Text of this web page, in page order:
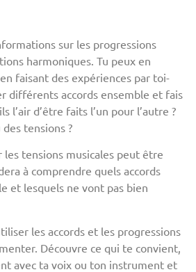
sur les progressions
harmoniques. Tu peux en
faisant des expériences par toi-
différents accords ensemble et fais
l’air d’être faits l’un pour l’autre ?
tensions ?
tensions musicales peut être
à comprendre quels accords
et lesquels ne vont pas bien
les accords et les progressions
Découvre ce qui te convient,
avec ta voix ou ton instrument et